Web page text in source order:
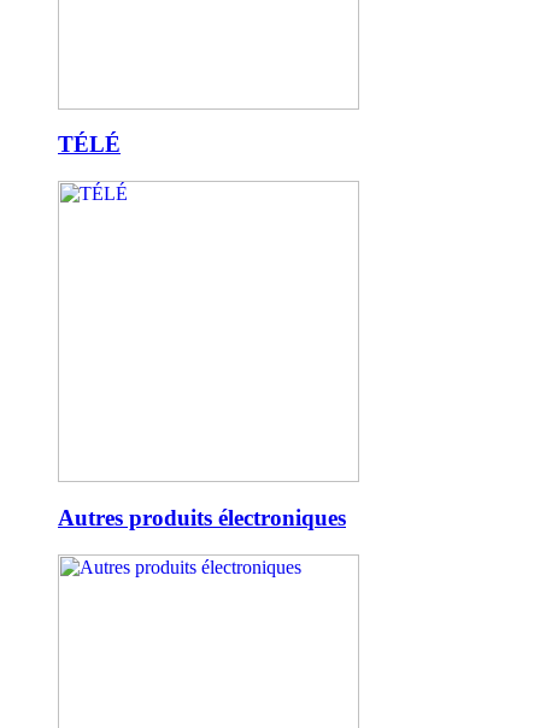
TÉLÉ
Autres produits électroniques